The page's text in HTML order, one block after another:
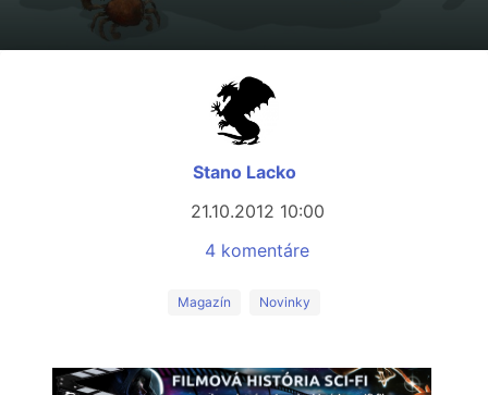
Stano Lacko
21.10.2012 10:00
4 komentáre
Magazín Novinky